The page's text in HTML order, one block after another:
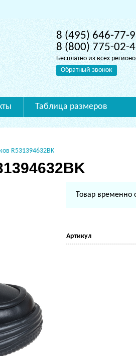
8 (495) 646-77-
8 (800) 775-02-
Бесплатно из всех
Обратный звонок
Таблица размеров
R531394632BK
Товар временно
Артикул